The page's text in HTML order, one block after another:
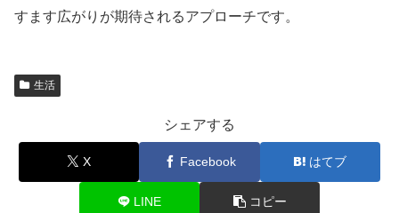
すます広がりが期待されるアプローチです。
生活
シェアする
X Facebook はてブ
LINE コピー